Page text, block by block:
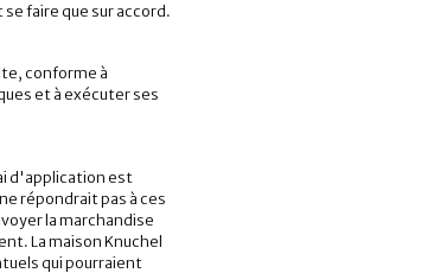
faire que sur accord.
conforme à
et à exécuter ses
d'application est
répondrait pas à ces
la marchandise
La maison Knuchel
qui pourraient